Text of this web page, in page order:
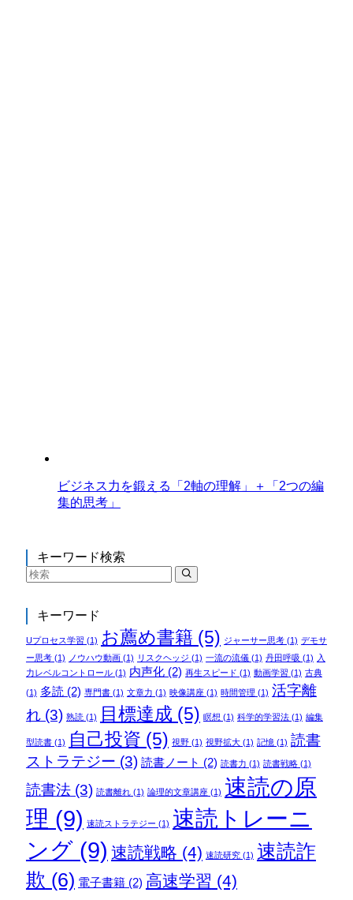
ビジネス力を鍛える「2軸の理解」＋「2つの編
集的思考」
キーワード検索
キーワード
Uプロセス学習 (1) お薦め書籍 (5) ジャーサー思考(1) デモサ
ー思考(1) ノウハウ動画(1) リスクヘッジ (1) 一流の流儀(1) 丹田呼吸 (1) 入
力レベルコントロール(1) 内声化(2) 再生スピード (1) 動画学習 (1) 古典
(1) 多読 (2) 専門書(1) 文章力 (1) 映像講座(1) 時間管理 (1) 活字離
れ(3) 熟読(1) 目標達成 (5) 瞑想 (1) 科学的学習法(1) 編集
型読書(1) 自己投資 (5) 視野(1) 視野拡大(1) 記憶(1) 読書
ストラテジー (3) 読書ノート (2) 読書力 (1) 読書戦略(1)
読書法(3) 読書離れ(1) 論理的文章講座(1) 速読の原
理 (9) 速読ストラテジー (1) 速読トレーニ
ング(9) 速読戦略 (4) 速読研究(1) 速読詐
欺 (6) 電子書籍(2) 高速学習 (4)